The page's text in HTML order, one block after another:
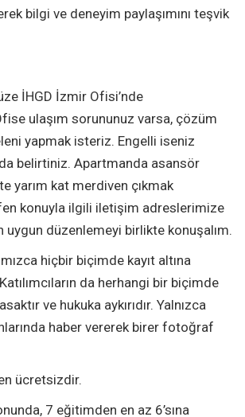
bilgi ve deneyim paylaşımını teşvik
İHGD İzmir Ofisi’nde
ulaşım sorununuz varsa, çözüm
yapmak isteriz. Engelli iseniz
belirtiniz. Apartmanda asansör
yarım kat merdiven çıkmak
konuyla ilgili iletişim adreslerimize
uygun düzenlemeyi birlikte konuşalım.
hiçbir biçimde kayıt altına
da herhangi bir biçimde
ve hukuka aykırıdır. Yalnızca
haber vererek birer fotoğraf
ücretsizdir.
7 eğitimden en az 6’sına